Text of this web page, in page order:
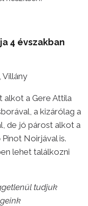
4 évszakban
Villány
alkot a Gere Attila
a kizárólag a
de jó párost alkot a
Noirjával is.
lehet találkozni
tudjuk